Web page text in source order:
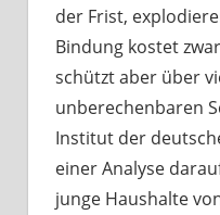
der Frist,
Bindung kostet
schützt aber über
unberechenbaren
Institut der
einer Analyse
junge Haushalte